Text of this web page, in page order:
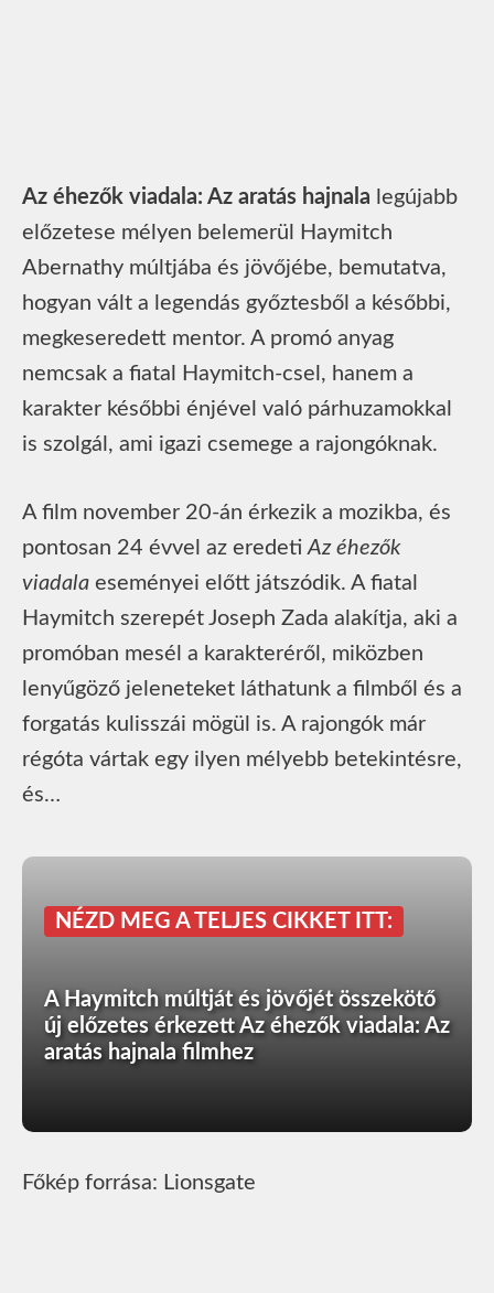
Az éhezők viadala: Az aratás hajnala legújabb
előzetese mélyen belemerül Haymitch
Abernathy múltjába és jövőjébe, bemutatva,
hogyan vált a legendás győztesből a későbbi,
megkeseredett mentor. A promó anyag
nemcsak a fiatal Haymitch-csel, hanem a
karakter későbbi énjével való párhuzamokkal
is szolgál, ami igazi csemege a rajongóknak.
A film november 20-án érkezik a mozikba, és
pontosan 24 évvel az eredeti Az éhezők
viadala eseményei előtt játszódik. A fiatal
Haymitch szerepét Joseph Zada alakítja, aki a
promóban mesél a karakteréről, miközben
lenyűgöző jeleneteket láthatunk a filmből és a
forgatás kulisszái mögül is. A rajongók már
régóta vártak egy ilyen mélyebb betekintésre,
és…
NÉZD MEG A TELJES CIKKET ITT:
A Haymitch múltját és jövőjét összekötő
új előzetes érkezett Az éhezők viadala: Az
aratás hajnala filmhez
Főkép forrása: Lionsgate